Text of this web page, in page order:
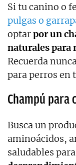
Si tu canino o
pulgas o
optarpor un
naturales para
Recuerda
para perros en
Champú
Busca un
aminoácidos,
saludables para